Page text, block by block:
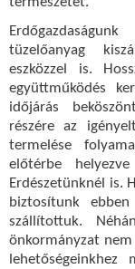
tüzelőanyag
eszközzel is.
együttműködés
időjárás
részére az
termelése
előtérbe
Erdészetünknél is.
biztosítunk
szállítottuk.
önkormányzat